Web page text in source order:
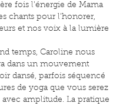
fois l'énergie de Mama
chants pour l'honorer,
et nos voix à la lumière
temps, Caroline nous
dans un mouvement
dansé, parfois séquencé
de yoga que vous serez
amplitude. La pratique